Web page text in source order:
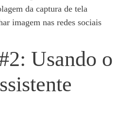
da captura de tela
imagem nas redes sociais
Usando o